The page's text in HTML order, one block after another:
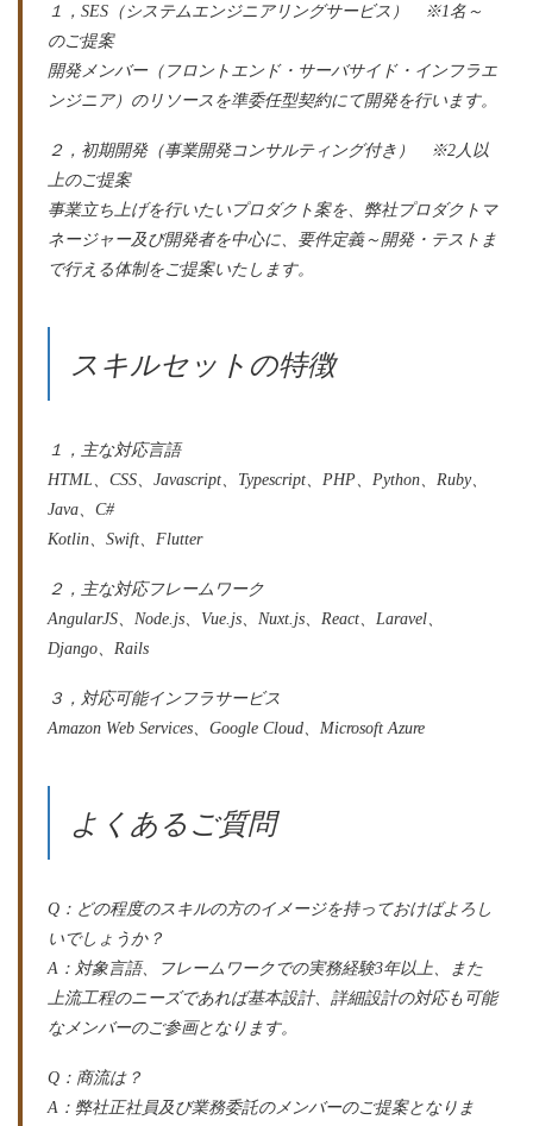
１，SES（システムエンジニアリングサービス） ※1名～
のご提案
開発メンバー（フロントエンド・サーバサイド・インフラエ
ンジニア）のリソースを準委任型契約にて開発を行います。
２，初期開発（事業開発コンサルティング付き） ※2人以
上のご提案
事業立ち上げを行いたいプロダクト案を、弊社プロダクトマ
ネージャー及び開発者を中心に、要件定義～開発・テストま
で行える体制をご提案いたします。
スキルセットの特徴
１，主な対応言語
HTML、CSS、Javascript、Typescript、PHP、Python、Ruby、
Java、C#
Kotlin、Swift、Flutter
２，主な対応フレームワーク
AngularJS、Node.js、Vue.js、Nuxt.js、React、Laravel、
Django、Rails
３，対応可能インフラサービス
Amazon Web Services、Google Cloud、Microsoft Azure
よくあるご質問
Q：どの程度のスキルの方のイメージを持っておけばよろし
いでしょうか？
A：対象言語、フレームワークでの実務経験3年以上、また
上流工程のニーズであれば基本設計、詳細設計の対応も可能
なメンバーのご参画となります。
Q：商流は？
A：弊社正社員及び業務委託のメンバーのご提案となりま